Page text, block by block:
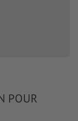
POUR